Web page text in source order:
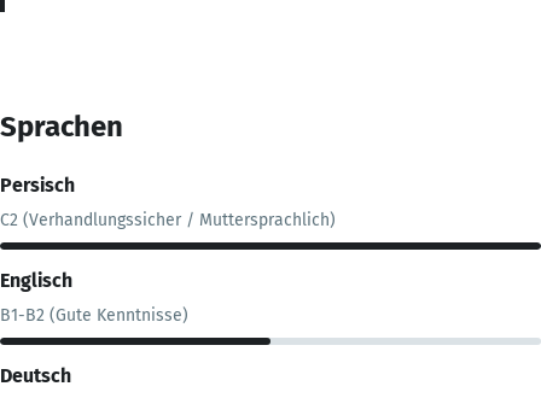
Sprachen
Persisch
C2 (Verhandlungssicher / Muttersprachlich)
Englisch
B1-B2 (Gute Kenntnisse)
Deutsch